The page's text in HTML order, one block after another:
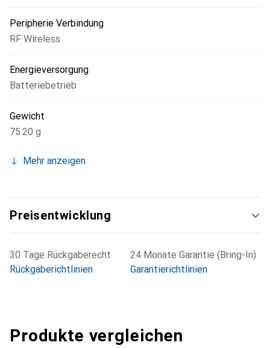
Peripherie Verbindung
RF Wireless
Energieversorgung
Batteriebetrieb
Gewicht
75.20 g
Mehr anzeigen
Preisentwicklung
30 Tage Rückgaberecht
Rückgaberichtlinien
24 Monate Garantie (Bring-In)
Garantierichtlinien
Produkte vergleichen